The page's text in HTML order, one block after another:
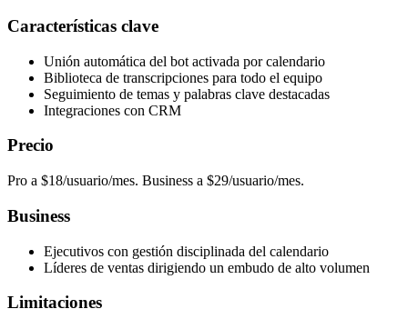
Características clave
Unión automática del bot activada por calendario
Biblioteca de transcripciones para todo el equipo
Seguimiento de temas y palabras clave destacadas
Integraciones con CRM
Precio
Pro a $18/usuario/mes. Business a $29/usuario/mes.
Business
Ejecutivos con gestión disciplinada del calendario
Líderes de ventas dirigiendo un embudo de alto volumen
Limitaciones